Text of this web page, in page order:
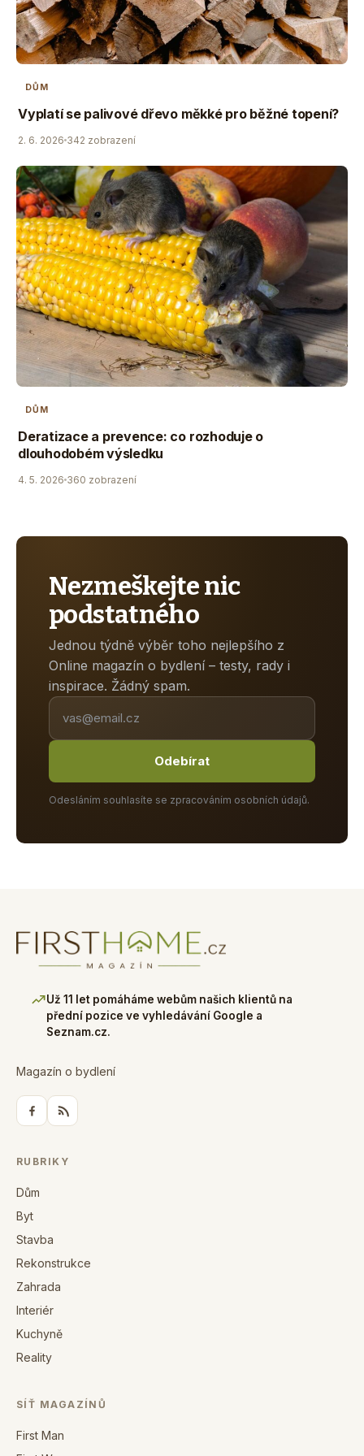
DŮM
Vyplatí se palivové dřevo měkké pro běžné topení?
2. 6. 2026 342 zobrazení
DŮM
Deratizace a prevence: co rozhoduje o
dlouhodobém výsledku
4. 5. 2026 360 zobrazení
Nezmeškejte nic
podstatného
Jednou týdně výběr toho nejlepšího z
Online magazín o bydlení – testy, rady i
inspirace. Žádný spam.
Odebírat
Odesláním souhlasíte se zpracováním osobních údajů.
Už 11 let pomáháme webům našich klientů na
přední pozice ve vyhledávání Google a
Seznam.cz.
Magazín o bydlení
RUBRIKY
Dům
Byt
Stavba
Rekonstrukce
Zahrada
Interiér
Kuchyně
Reality
SÍŤ MAGAZÍNŮ
First Man